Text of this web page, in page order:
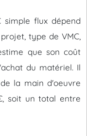
simple flux dépend
type de VMC,
que son coût
du matériel. Il
la main d'oeuvre
soit un total entre